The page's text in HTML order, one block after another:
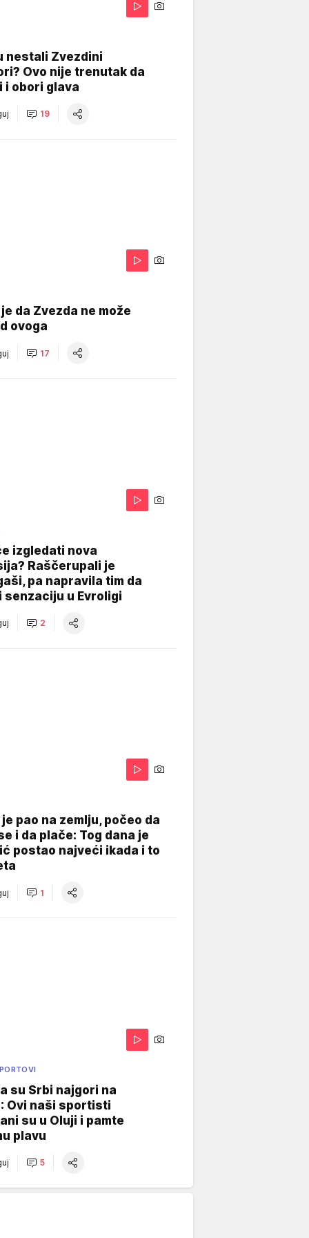
nestali Zvezdini
Ovo nije trenutak da
i obori glava
19
da Zvezda ne može
ovoga
17
izgledati nova
Raščerupali je
pa napravila tim da
senzaciju u Evroligi
2
je pao na zemlju, počeo da
i da plače: Tog dana je
postao najveći ikada i to
1
su Srbi najgori na
Ovi naši sportisti
su u Oluji i pamte
plavu
5